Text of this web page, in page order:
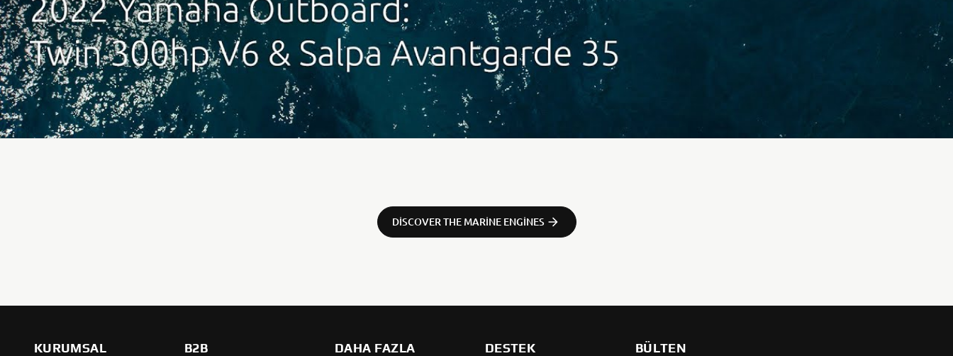
DISCOVER THE MARINE ENGINES
KURUMSAL B2B
DAHA FAZLA
DESTEK BÜLTEN